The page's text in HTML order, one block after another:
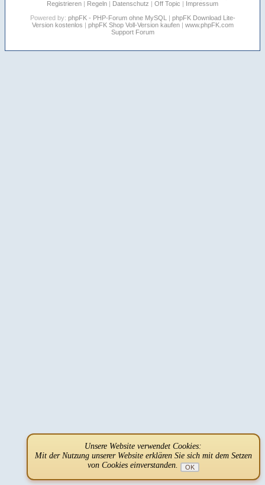
Registrieren | Regeln | Datenschutz | Off Topic | Impressum
Powered by: phpFK - PHP-Forum ohne MySQL | phpFK Download Lite-
Version kostenlos | phpFK Shop Voll-Version kaufen| www.phpFK.com
Support Forum
Unsere Website verwendet Cookies:
Mit der Nutzung unserer Website erklären Sie sich mit dem Setzen
von Cookies einverstanden.
OK